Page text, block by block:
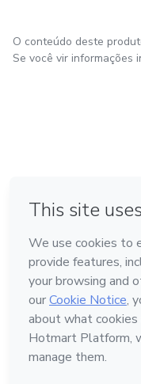
O conteúdo deste
Se você vir informações
Feito com ❤ em Bogotá
Conheça a Hotmart
Idioma
Português